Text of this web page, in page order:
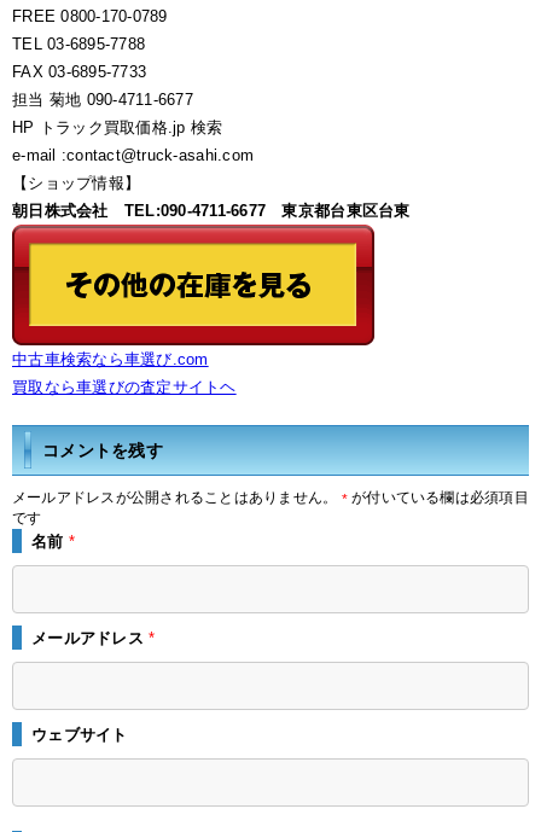
FREE 0800-170-0789
TEL 03-6895-7788
FAX 03-6895-7733
担当 菊地 090-4711-6677
HP トラック買取価格.jp 検索
e-mail :contact@truck-asahi.com
【ショップ情報】
朝日株式会社 TEL:090-4711-6677 東京都台東区台東
中古車検索なら車選び.com
買取なら車選びの査定サイトヘ
コメントを残す
メールアドレスが公開されることはありません。 *が付いている欄は必須項目
です
名前 *
メールアドレス*
ウェブサイト